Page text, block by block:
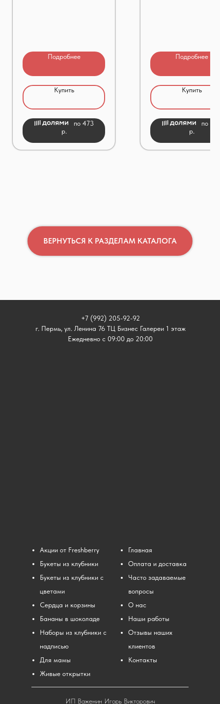
Подробнее
Купить
по 473
р.
Подробнее
Купить
по
р.
ВЕРНУТЬСЯ К РАЗДЕЛАМ КАТАЛОГА
Акции от Freshberry
Букеты из клубники
Букеты из клубники с
цветами
Сердца и корзины
Бананы в шоколаде
Наборы из клубники с
надписью
Для мамы
Живые открытки
Главная
Оплата и доставка
Часто задаваемые
вопросы
О нас
Наши работы
Отзывы наших
клиентов
Контакты
ИП Важенин Игорь Викторович
+7 (992) 205-92-92
г. Пермь, ул. Ленина 76 ТЦ Бизнес Галереи 1 этаж
Ежедневно с 09:00 до 20:00